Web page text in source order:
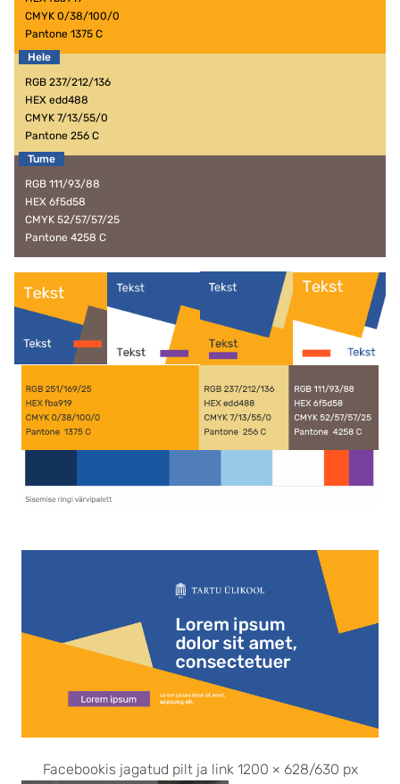
CMYK 0/38/100/0
Pantone 1375 C
RGB 237/212/136
HEX edd488
CMYK 7/13/55/0
Pantone 256 C
RGB 111/93/88
HEX 6f5d58
CMYK 52/57/57/25
Pantone 4258 C
Facebookis jagatud pilt ja link 1200 × 628/630 px